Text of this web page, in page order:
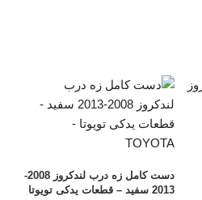
دست کامل زه درب لندکروز 2008-
2013 سفید – قطعات یدکی تویوتا